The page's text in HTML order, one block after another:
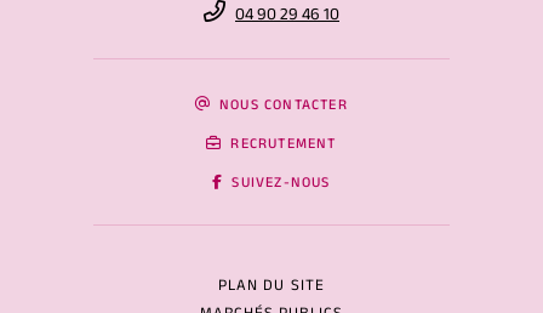
04 90 29 46 10
NOUS CONTACTER
RECRUTEMENT
SUIVEZ-NOUS
PLAN DU SITE